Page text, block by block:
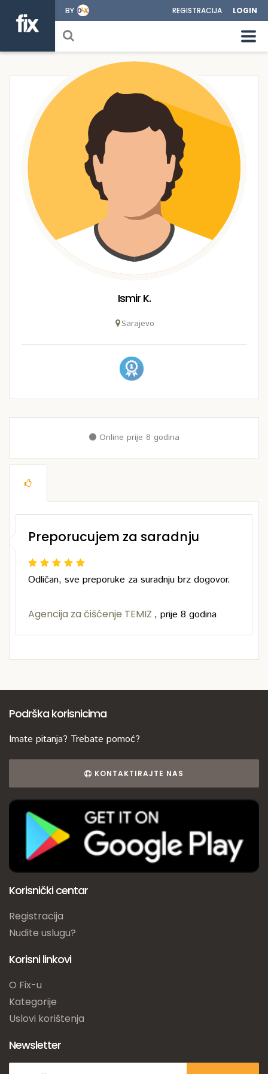
BY REGISTRACIJA LOGIN
Ismir K.
Sarajevo
Online prije 8 godina
Preporucujem za saradnju
Odličan, sve preporuke za suradnju brz dogovor.
Agencija za čišćenje TEMIZ , prije 8 godina
Podrška korisnicima
Imate pitanja? Trebate pomoć?
KONTAKTIRAJTE NAS
Korisnički centar
Registracija
Nudite uslugu?
Korisni linkovi
O Fix-u
Kategorije
Uslovi korištenja
Newsletter